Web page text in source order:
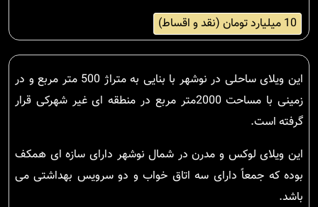
10 میلیارد تومان (نقد و اقساط)
این ویلای ساحلی در نوشهر با بنایی به متراژ 500 متر مربع و در
زمینی با مساحت 2000متر مربع در منطقه ای غیر شهرکی قرار
گرفته است.
این ویلای لوکس و مدرن در شمال نوشهر دارای سازه ای همکف
بوده که جمعاً دارای سه اتاق خواب و دو سرویس بهداشتی می
باشد.